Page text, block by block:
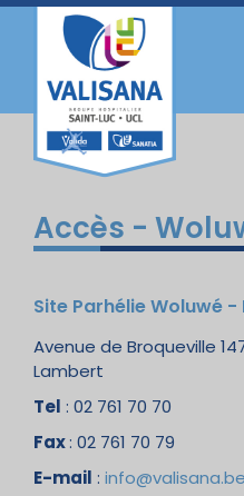
Accès -
Site Parhélie Woluwé
Avenue de Broqueville
Lambert
Tel : 02 761 70 70
Fax: 02 761 70 79
E-mail : info@valisana.be